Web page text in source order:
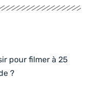
pour filmer à 25
?